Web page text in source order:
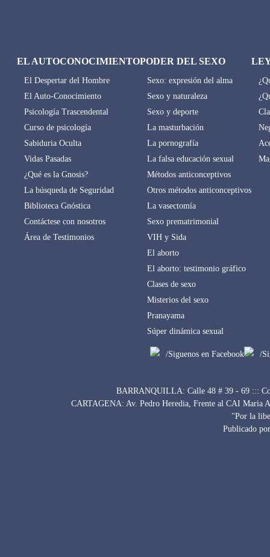
EL AUTOCONOCIMIENTO
El Despertar del Hombre
El Auto-Conocimiento
Psicología Trascendental
Curso de psicología
Sabiduria Oculta
Vidas Pasadas
¿Qué es la Gnosis?
La búsqueda de Seguridad
Biblioteca Gnóstica
Contáctese con nosotros
Área de Testimonios
PODER DEL SEXO
Sexo: expresión del alma
Sexo y naturaleza
Sexo y deporte
La masturbación
La pornografía
La falsa educación sexual
Métodos anticonceptivos
Otros métodos anticonceptivos
La vasectomía
Sexo prematrimonial
VIH y Sida
El aborto
El aborto: testimonio gráfico
Clases de sexo
Misterios del sexo
Pranayama
Súper dinámica sexual
/Siguenos en Facebook /
BARRANQUILLA: Calle 48 # 39 - 69 :::
CARTAGENA: Av. Pedro Heredia, Frente al CAI Maria
"Por la
Publicado